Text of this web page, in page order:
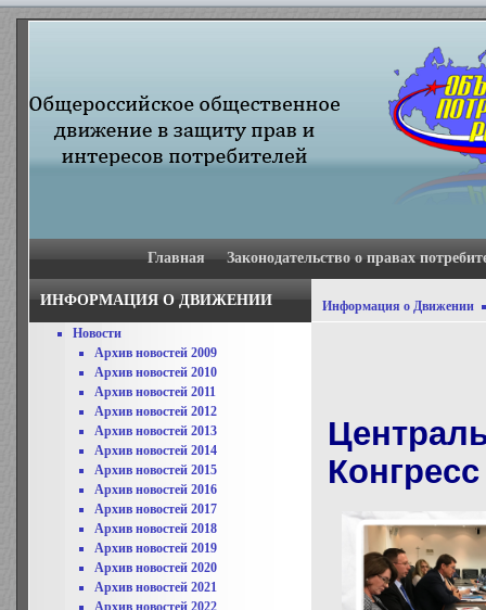
Главная Законодательство о правах
ИНФОРМАЦИЯ О ДВИЖЕНИИ
Новости
Архив новостей 2009
Архив новостей 2010
Архив новостей 2011
Архив новостей 2012
Архив новостей 2013
Архив новостей 2014
Архив новостей 2015
Архив новостей 2016
Архив новостей 2017
Архив новостей 2018
Архив новостей 2019
Архив новостей 2020
Архив новостей 2021
Архив новостей 2022
Информация о Движении
Конгресс